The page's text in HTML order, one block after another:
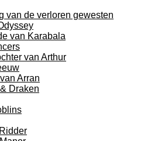
van de verloren gewesten
van Karabala
van Arthur
Arran
Draken